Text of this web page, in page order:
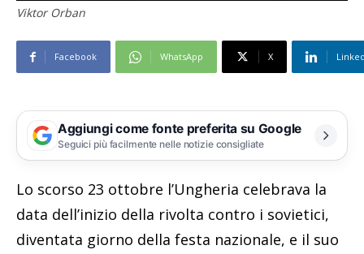
Viktor Orban
Facebook WhatsApp X
Aggiungi come fonte preferita su Google
Seguici più facilmente nelle notizie consigliate
Lo scorso 23 ottobre l’Ungheria celebrava la
data dell’inizio della rivolta contro i sovietici,
diventata giorno della festa nazionale, e il suo